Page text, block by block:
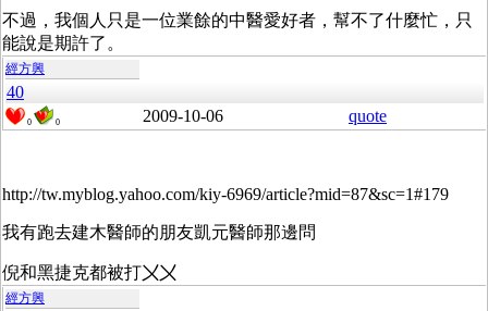
不過，我個人只是一位業餘的中醫愛好者，幫不了什麼忙，只
能說是期許了。
經方興
40
0 0 2009-10-06 quote
http://tw.myblog.yahoo.com/kiy-6969/article?mid=87&sc=1#179
我有跑去建木醫師的朋友凱元醫師那邊問
倪和黑捷克都被打〤〤
經方興